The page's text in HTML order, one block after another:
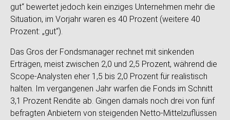
gut“ bewertet jedoch kein einziges Unternehmen mehr die
Situation, im Vorjahr waren es 40 Prozent (weitere 40
Prozent: „gut“).
Das Gros der Fondsmanager rechnet mit sinkenden
Erträgen, meist zwischen 2,0 und 2,5 Prozent, während die
Scope-Analysten eher 1,5 bis 2,0 Prozent für realistisch
halten. Im vergangenen Jahr warfen die Fonds im Schnitt
3,1 Prozent Rendite ab. Gingen damals noch drei von fünf
befragten Anbietern von steigenden Netto-Mittelzuflüssen